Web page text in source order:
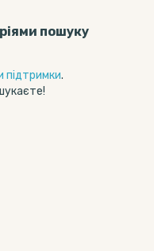
пошуку
підтримки.